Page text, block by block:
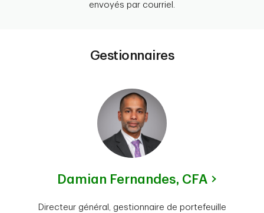
envoyés par courriel.
Gestionnaires
Damian Fernandes, CFA
Directeur général, gestionnaire de portefeuille